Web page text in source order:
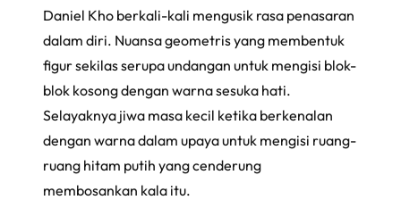
Daniel Kho berkali-kali mengusik rasa penasaran
dalam diri. Nuansa geometris yang membentuk
figur sekilas serupa undangan untuk mengisi blok-
blok kosong dengan warna sesuka hati.
Selayaknya jiwa masa kecil ketika berkenalan
dengan warna dalam upaya untuk mengisi ruang-
ruang hitam putih yang cenderung
membosankan kala itu.